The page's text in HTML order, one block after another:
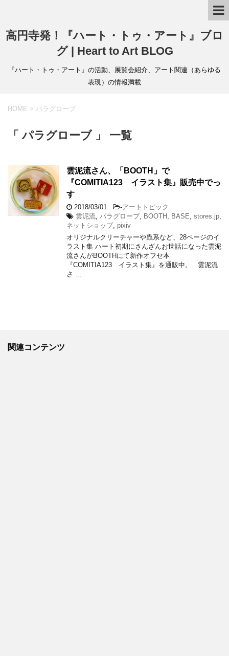
高円寺発！『ハート・トゥ・アート』ブロ
グ | Heart to Art BLOG
『ハート・トゥ・アート』の活動、展覧会紹介、アート関連（あらゆる
表現）の情報満載
HOME > パラグローブ
「 パラグローブ 」 一覧
雲泥流さん、「BOOTH」で
『COMITIA123 イラスト集』販売中でっ
す
2018/03/01 -アートトピック
雲泥流 パラグローブ BOOTH BASE stores.jp
ネットショップ, pixiv
オリジナルクリーチャーや蟲系など、28ページのイ
ラスト集 ハート初期にさんざんお世話になった雲泥
流さんがBOOTHにて新作オフセ本
『COMITIA123 イラスト集』を通販中。 雲泥流
さ …
関連コンテンツ